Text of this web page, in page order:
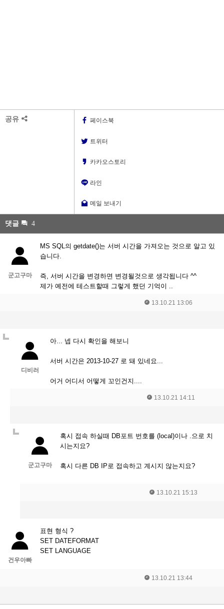
공유 페이스북
트위터
카카오스토리
라인
메일 보내기
댓글 4
군고구마
MS SQL의 getdate()는 서버 시간을 가져오는 것으로 알고 있
습니다.
즉, 서버 시간을 변경하면 변경될것으로 생각됩니다 ^^
제가 예전에 테스트할때 그렇게 했던 기억이 ..
13.10.21 13:06
디비러
아... 넵 다시 확인을 해보니
서버 시간은 2013-10-27 로 돼 있네요...
어거 어디서 어떻게 꼬인건지....
13.10.21 14:11
군고구마
혹시 접속 하실때 DB포트 번호를 (local)이나 .으로 치
시는지요?
혹시 다른 DB IP로 접속하고 계시지 않는지요?
13.10.21 15:13
건우아빠
표현 형식 ?
SET DATEFORMAT
SET LANGUAGE
13.10.21 13:44